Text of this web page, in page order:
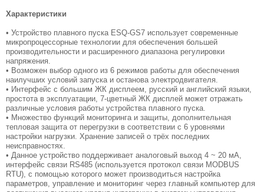
Характеристики
• Устройство плавного пуска ESQ-GS7 использует современные
микропроцессорные технологии для обеспечения большей
производительности и расширенного диапазона регулировки
напряжения.
• Возможен выбор одного из 6 режимов работы для обеспечения
наилучших условий запуска и останова электродвигателя.
• Интерфейс с большим ЖК дисплеем, русский и английский языки,
простота в эксплуатации, 7-цветный ЖК дисплей может отражать
различные условия работы устройства плавного пуска.
• Множество функций мониторинга и защиты, дополнительная
тепловая защита от перегрузки в соответствии с 6 уровнями
настройки нагрузки. Хранение записей о трёх последних
неисправностях.
• Данное устройство поддерживает аналоговый выход 4 ~ 20 мА,
интерфейс связи RS485 (используется протокол связи MODBUS
RTU), с помощью которого может производиться настройка
параметров, управление и мониторинг через главный компьютер для